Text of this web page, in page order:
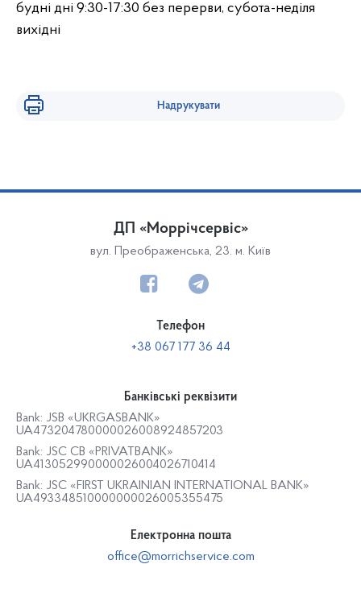
будні дні 9:30-17:30 без перерви, субота-неділя
вихідні
Надрукувати
ДП «Моррічсервіс»
вул. Преображенська, 23. м. Київ
Телефон
+38 067 177 36 44
Банківські реквізити
Bank: JSB «UKRGASBANK»
UA473204780000026008924857203
Bank: JSC CB «PRIVATBANK»
UA413052990000026004026710414
Bank: JSC «FIRST UKRAINIAN INTERNATIONAL BANK»
UA493348510000000026005355475
Електронна пошта
office@morrichservice.com